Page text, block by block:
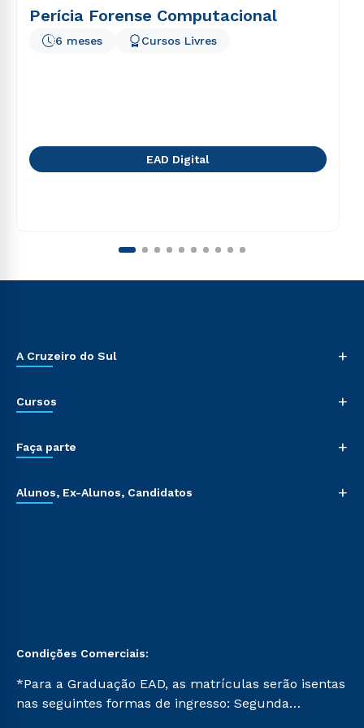
Perícia Forense Computacional
6 meses Cursos Livres
EAD Digital
A Cruzeiro do Sul +
Cursos +
Faça parte +
Alunos, Ex-Alunos, Candidatos +
Condições Comerciais:
*Para a Graduação EAD, as matrículas serão isentas
nas seguintes formas de ingresso: Segunda